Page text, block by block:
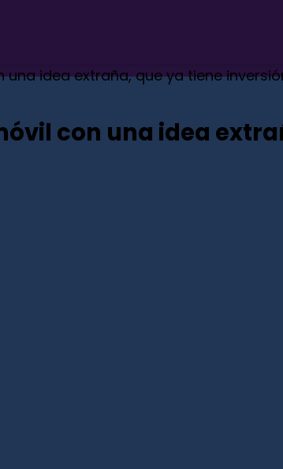
idea extraña, que ya tiene
con una idea